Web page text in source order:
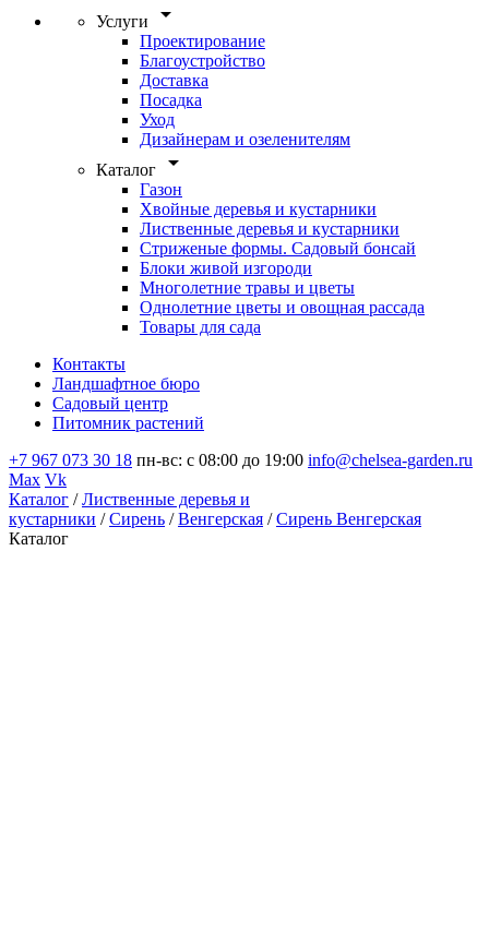
Услуги arrow_drop_down
Проектирование
Благоустройство
Доставка
Посадка
Уход
Дизайнерам и озеленителям
Каталог
arrow_drop_down
Газон
Хвойные деревья и кустарники
Лиственные деревья и кустарники
Стриженые формы. Садовый бонсай
Блоки живой изгороди
Многолетние травы и цветы
Однолетние цветы и овощная рассада
Товары для сада
Контакты
Ландшафтное бюро
Садовый центр
Питомник растений
+7 967 073 30 18 пн-вс: с 08:00 до 19:00 info@chelsea-garden.ru
Max Vk
Каталог /Лиственные деревья и
кустарники /Сирень /Венгерская /Сирень Венгерская
Каталог